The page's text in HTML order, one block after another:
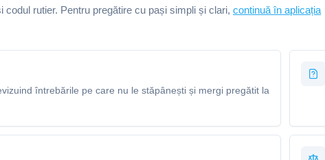
rutier. Pentru pregătire cu pași simpli și clari, continuă în aplicația
întrebările pe care nu le stăpânești și mergi pregătit la